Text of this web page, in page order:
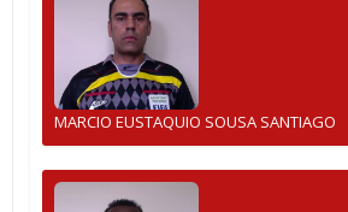
MARCIO EUSTAQUIO SOUSA SANTIAGO